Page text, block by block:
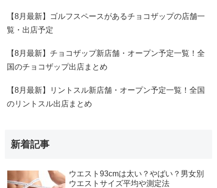
【8月最新】ゴルフスペースがあるチョコザップの店舗一
覧・出店予定
【8月最新】チョコザップ新店舗・オープン予定一覧！全
国のチョコザップ出店まとめ
【8月最新】リントスル新店舗・オープン予定一覧！全国
のリントスル出店まとめ
新着記事
ウエスト93cmは太い？やばい？男女別
ウエストサイズ平均や測定法